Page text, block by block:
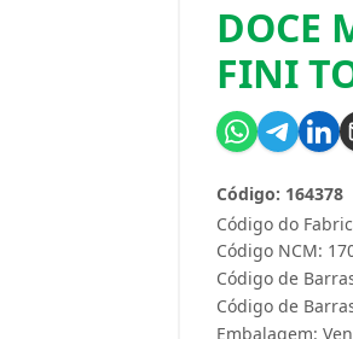
DOCE
FINI
Código do
Código: 164378
Código NCM:
Código de
Código de
Embalagem: